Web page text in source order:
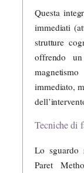
Questa
immediati
strutture
offrendo
immediato,
Tecniche di
Lo sguardo
Paret